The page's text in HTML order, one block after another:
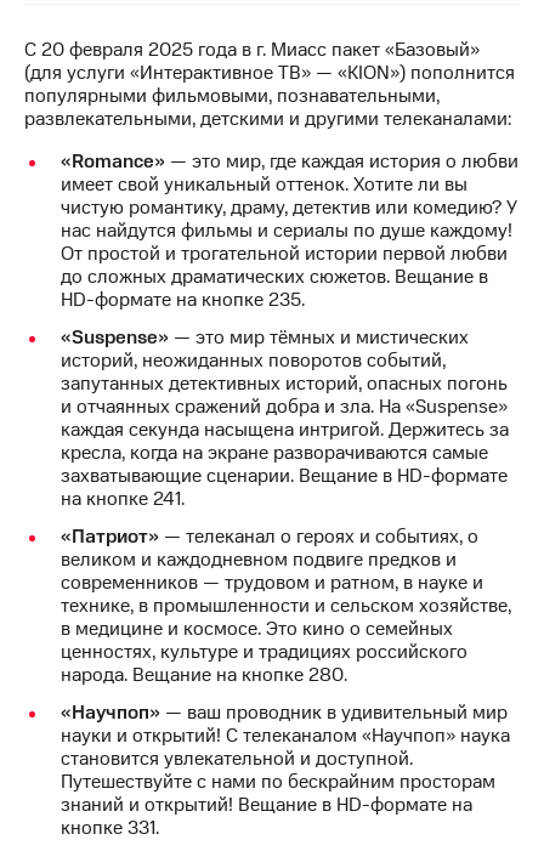
Роуминг
Семейная
группа
Заказать
SIM-
карту
Оформить
eSIM
SIM-
карта
для
иностранцев
Оформить
чистый
номер
Выбрать
красивый
номер
Заменить
SIM-
карту
Перейти
на
eSIM
Для дома
Тарифы
RED,
РИИЛ
Супер
дешевле
при
оплате
с карты
МТС
Деньги
Выберите
и подключите
ТВ
с выгодным
тарифом
Тарифы
Интернет,
ТВ и телефон
для дома
Услуги
Личный
кабинет
интернета
и
ТВ
Личный
С 20 февраля 2025 года в г. Миасс пакет «Базовый»
(для услуги «Интерактивное ТВ» — «KION») пополнится
популярными фильмовыми, познавательными,
развлекательными, детскими и другими телеканалами:
«Romance» — это мир, где каждая история о любви
имеет свой уникальный оттенок. Хотите ли вы
чистую романтику, драму, детектив или комедию? У
нас найдутся фильмы и сериалы по душе каждому!
От простой и трогательной истории первой любви
до сложных драматических сюжетов. Вещание в
HD-формате на кнопке 235.
«Suspense» — это мир тёмных и мистических
историй, неожиданных поворотов событий,
запутанных детективных историй, опасных погонь
и отчаянных сражений добра и зла. На «Suspense»
каждая секунда насыщена интригой. Держитесь за
кресла, когда на экране разворачиваются самые
захватывающие сценарии. Вещание в HD-формате
на кнопке 241.
«Патриот» — телеканал о героях и событиях, о
великом и каждодневном подвиге предков и
современников — трудовом и ратном, в науке и
технике, в промышленности и сельском хозяйстве,
в медицине и космосе. Это кино о семейных
ценностях, культуре и традициях российского
народа. Вещание на кнопке 280.
«Научпоп» — ваш проводник в удивительный мир
науки и открытий! С телеканалом «Научпоп» наука
становится увлекательной и доступной.
Путешествуйте с нами по бескрайним просторам
знаний и открытий! Вещание в HD-формате на
кнопке 331.